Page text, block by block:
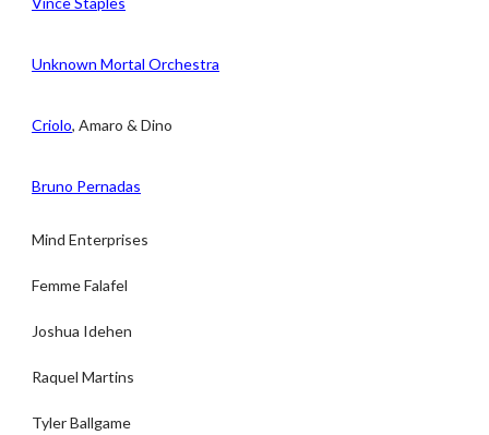
Unknown Mortal Orchestra
Criolo, Amaro & Dino
Bruno Pernadas
Mind Enterprises
Femme Falafel
Joshua Idehen
Raquel Martins
Tyler Ballgame